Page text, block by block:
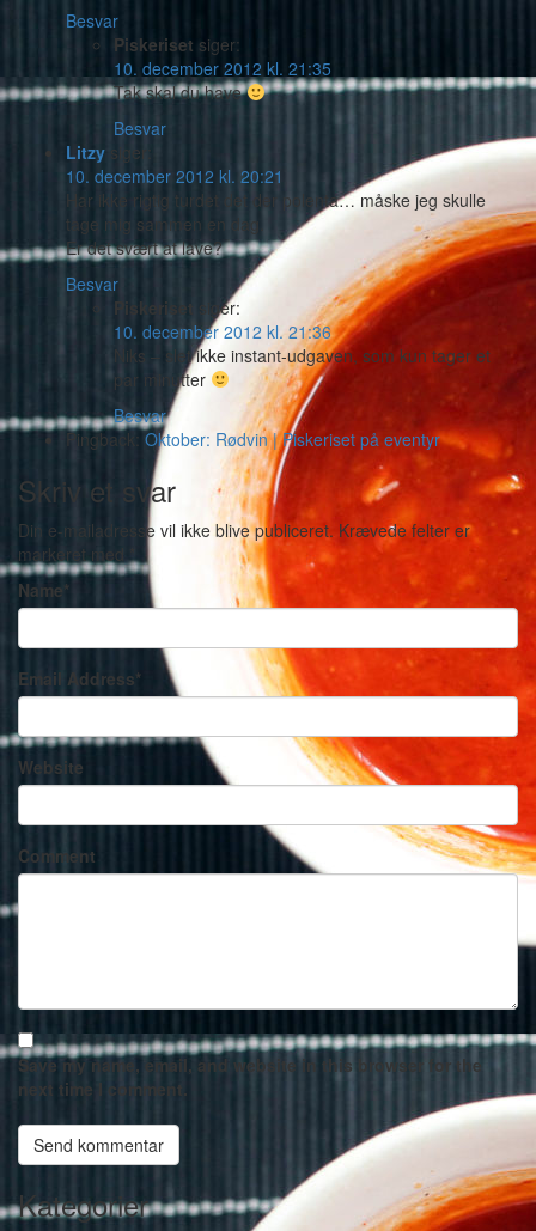
Besvar
Piskeriset siger:
10. december 2012 kl. 21:35
Tak skal du have
Besvar
Litzy siger:
10. december 2012 kl. 20:21
Har ikke rigtig turdet det der polenta… måske jeg skulle
tage mig sammen en dag.
Er det svært at lave?
Besvar
Piskeriset
siger:
10. december 2012 kl. 21:36
Niks – slet ikke instant-udgaven, som kun tager et
par minutter
Besvar
Pingback: Oktober: Rødvin | Piskeriset på eventyr
Skriv et svar
Din e-mailadresse vil ikke blive publiceret. Krævede felter er
markeret med *
Name*
Email Address*
Website
Comment
Save my name, email, and website in this browser for the
next time I comment.
Kategorier